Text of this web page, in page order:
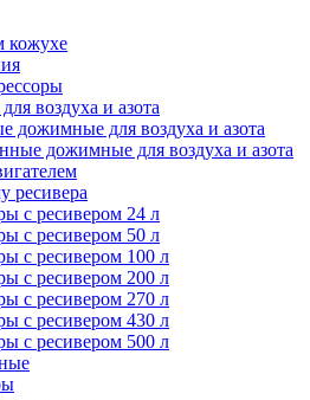
кожухе
воздуха и азота
дожимные для воздуха и азота
дожимные для воздуха и азота
ресивера
с ресивером 24 л
с ресивером 50 л
с ресивером 100 л
с ресивером 200 л
с ресивером 270 л
с ресивером 430 л
с ресивером 500 л